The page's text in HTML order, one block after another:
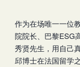
作为在场唯一一位
院院长、巴黎ESG
秀贤先生，用自己
邱博士在法国留学